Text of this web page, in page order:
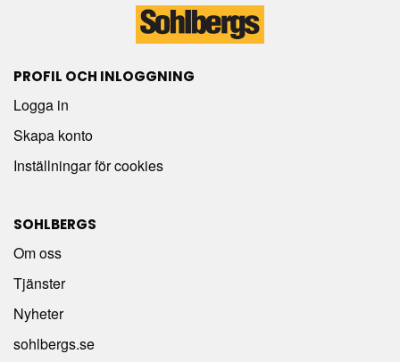
PROFIL OCH INLOGGNING
Logga in
Skapa konto
Inställningar för cookies
SOHLBERGS
Om oss
Tjänster
Nyheter
sohlbergs.se